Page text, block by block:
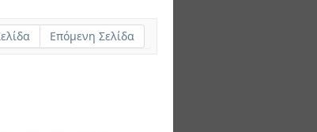
Επόμενη Σελίδα